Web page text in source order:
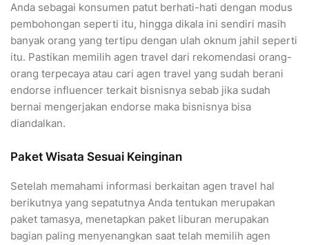
Anda sebagai konsumen patut berhati-hati dengan modus
pembohongan seperti itu, hingga dikala ini sendiri masih
banyak orang yang tertipu dengan ulah oknum jahil seperti
itu. Pastikan memilih agen travel dari rekomendasi orang-
orang terpecaya atau cari agen travel yang sudah berani
endorse influencer terkait bisnisnya sebab jika sudah
bernai mengerjakan endorse maka bisnisnya bisa
diandalkan.
Paket Wisata Sesuai Keinginan
Setelah memahami informasi berkaitan agen travel hal
berikutnya yang sepatutnya Anda tentukan merupakan
paket tamasya, menetapkan paket liburan merupakan
bagian paling menyenangkan saat telah memilih agen